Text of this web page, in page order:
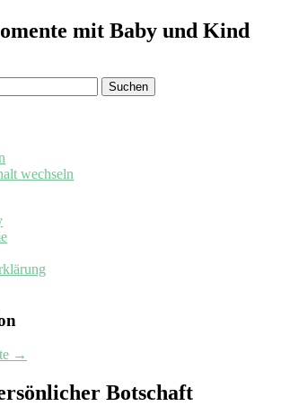
mit Baby und Kind
wechseln
→
Botschaft